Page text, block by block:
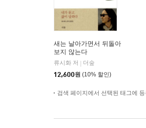
새는 날아가면서 뒤돌아
보지 않는다
류시화 저
더숲
12,600원 (10% 할인)
검색 페이지에서 선택된 태그에